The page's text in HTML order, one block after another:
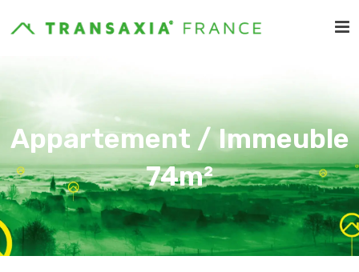
Appartement / Immeuble
74m²